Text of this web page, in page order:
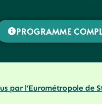
PROGRAMME
par l’Eurométropole de